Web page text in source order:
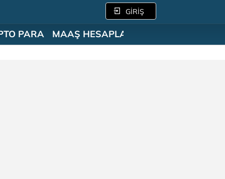
GİRİŞ
PARA MAAŞ HESAPLAMA